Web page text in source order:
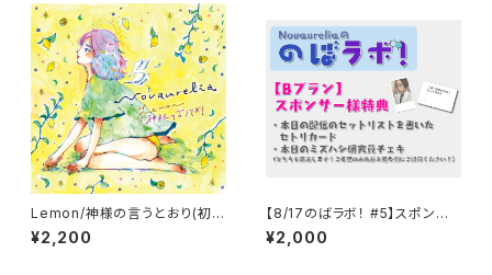
Lemon/神様の言うとおり(初回
限定盤)
¥2,200
【8/17のばラボ！ #5】スポンサ
ー様 Bプラン
¥2,000